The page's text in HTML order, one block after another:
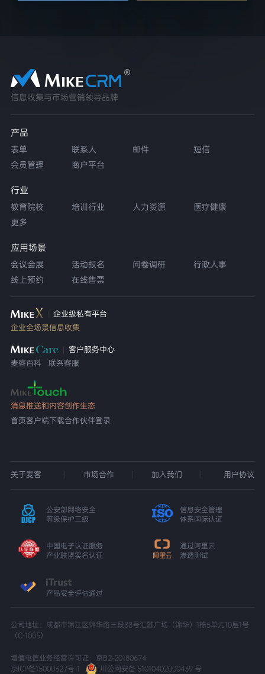
信息收集与市场营销领导品牌
产品
表单 联系人 邮件
短信
会员管理
商户平台
行业
教育院校 培训行业 人力资源
医疗健康
更多
应用场景
会议会展 活动报名 问卷调研
行政人事
线上预约
在线售票
企业级私有平台
企业全场景信息收集
客户服务中心
麦客百科
联系客服
消息推送和内容创作生态
首页客户端下载合作伙伴登录
关于麦客 市场合作 加入我们 用户协议
公安部网络安全
等级保护三级
信息安全管理
体系国际认证
中国电子认证服务
产业联盟实名认证
通过阿里云
渗透测试
产品安全评估通过
公司地址：成都市锦江区锦华路三段88号汇融广场（锦华）1栋5单元10层1号
（C-1005）
增值电信业务经营许可证：京B2-20180674
京ICP备15000327号-1
川公网安备 51010402000439 号